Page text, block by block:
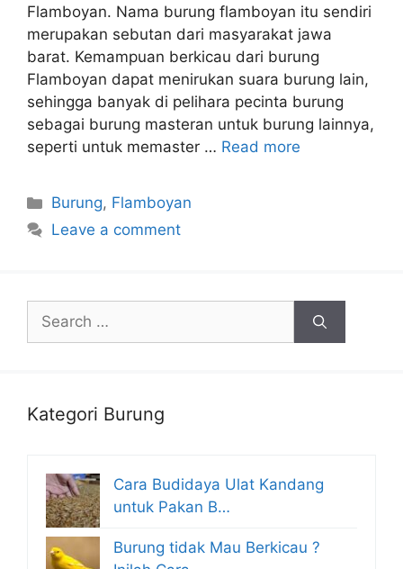
Flamboyan. Nama burung flamboyan itu sendiri
merupakan sebutan dari masyarakat jawa
barat. Kemampuan berkicau dari burung
Flamboyan dapat menirukan suara burung lain,
sehingga banyak di pelihara pecinta burung
sebagai burung masteran untuk burung lainnya,
seperti untuk memaster … Read more
Categories
Burung, Flamboyan
Leave a comment
Search
for:
Kategori Burung
Cara Budidaya Ulat Kandang
untuk Pakan B…
Burung tidak Mau Berkicau ?